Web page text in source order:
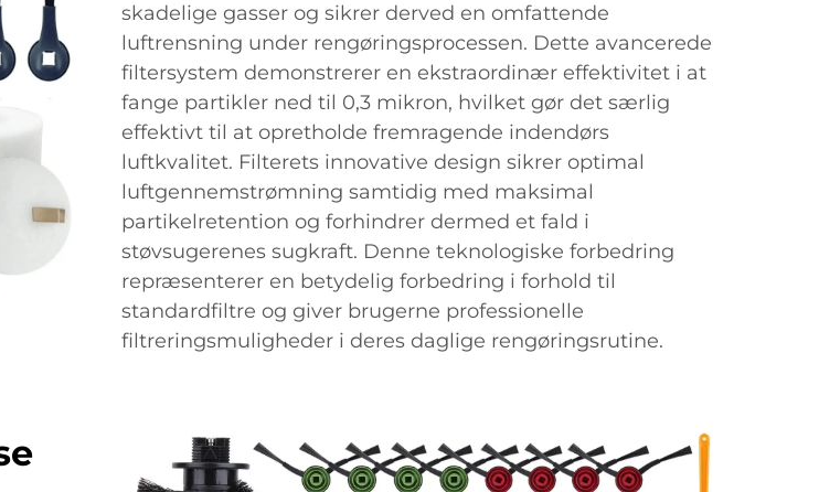
skadelige gasser og sikrer derved en omfattende
luftrensning under rengøringsprocessen. Dette avancerede
filtersystem demonstrerer en ekstraordinær effektivitet i at
fange partikler ned til 0,3 mikron, hvilket gør det særlig
effektivt til at opretholde fremragende indendørs
luftkvalitet. Filterets innovative design sikrer optimal
luftgennemstrømning samtidig med maksimal
partikelretention og forhindrer dermed et fald i
støvsugerenes sugkraft. Denne teknologiske forbedring
repræsenterer en betydelig forbedring i forhold til
standardfiltre og giver brugerne professionelle
filtreringsmuligheder i deres daglige rengøringsrutine.